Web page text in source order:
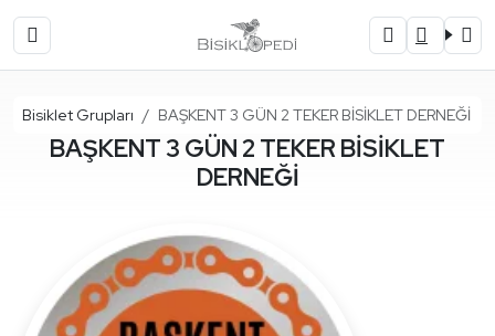
Ana Sayfa
Bisiklet Grupları BAŞKENT 3 GÜN 2 TEKER BİSİKLET DERNEĞİ
BAŞKENT 3 GÜN 2 TEKER BİSİKLET
DERNEĞİ